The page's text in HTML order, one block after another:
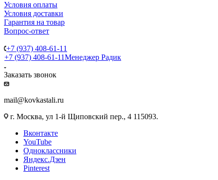
Условия оплаты
Условия доставки
Гарантия на товар
Вопрос-ответ
+7 (937) 408-61-11
+7 (937) 408-61-11Менеджер Радик
Заказать звонок
mail@kovkastali.ru
г. Москва, ул 1-й Щиповский пер., 4 115093.
Вконтакте
YouTube
Одноклассники
Яндекс.Дзен
Pinterest